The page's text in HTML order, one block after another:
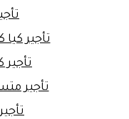
تأجير
تأجير
تأجير